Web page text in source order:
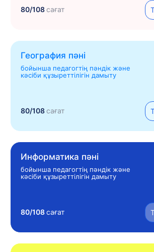
80/108сағат
География пәні
бойынша педагогтің пәндік және
кәсіби құзыреттілігін дамыту
80/108сағат
Информатика пәні
бойынша педагогтің пәндік және
кәсіби құзыреттілігін дамыту
80/108сағат